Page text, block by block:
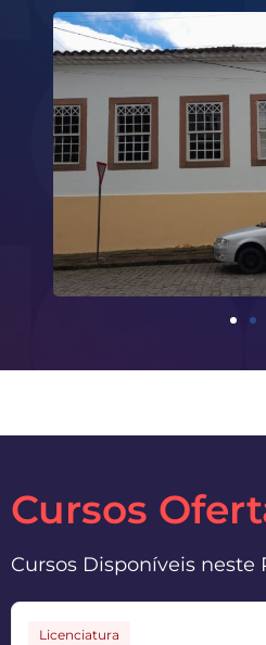
Cursos
Cursos Disponíveis neste
Licenciatura